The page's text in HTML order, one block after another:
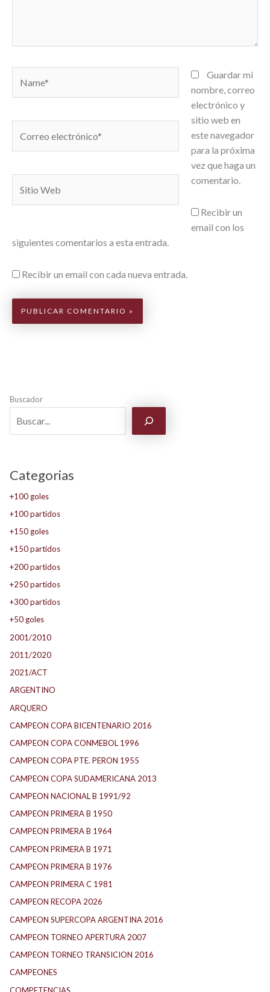
electrónico*
Web
Guardar mi
nombre, correo
electrónico y
sitio web en
este navegador
para la próxima
vez que haga un
comentario.
Recibir un
email con los
siguientes comentarios a esta entrada.
Recibir un email con cada nueva entrada.
Buscador
Categorias
+100 goles
+100 partidos
+150 goles
+150 partidos
+200 partidos
+250 partidos
+300 partidos
+50 goles
2001/2010
2011/2020
2021/ACT
ARGENTINO
ARQUERO
CAMPEON COPA BICENTENARIO 2016
CAMPEON COPA CONMEBOL 1996
CAMPEON COPA PTE. PERON 1955
CAMPEON COPA SUDAMERICANA 2013
CAMPEON NACIONAL B 1991/92
CAMPEON PRIMERA B 1950
CAMPEON PRIMERA B 1964
CAMPEON PRIMERA B 1971
CAMPEON PRIMERA B 1976
CAMPEON PRIMERA C 1981
CAMPEON RECOPA 2026
CAMPEON SUPERCOPA ARGENTINA 2016
CAMPEON TORNEO APERTURA 2007
CAMPEON TORNEO TRANSICION 2016
CAMPEONES
COMPETENCIAS